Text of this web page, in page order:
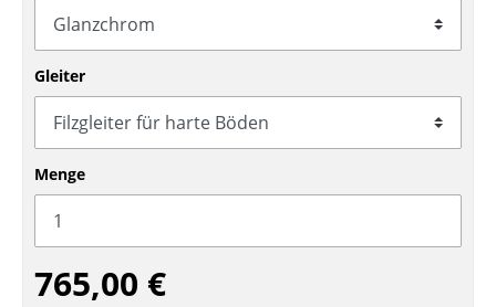
Bürosessel
Einzelteile
... alle Sitzmöbel
Tische
Esstische
Beistelltische
Couchtische
Gleiter
Menge
765,00 €